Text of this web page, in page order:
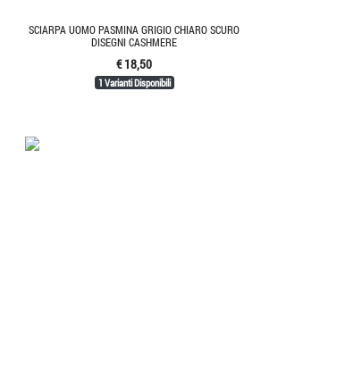
SCIARPA UOMO PASMINA GRIGIO CHIARO SCURO
DISEGNI CASHMERE
€ 18,50
1 Varianti Disponibili